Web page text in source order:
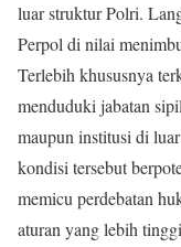
luar struktur Polri.
Perpol di nilai
Terlebih khususnya
menduduki jabatan
maupun institusi di
kondisi tersebut
memicu perdebatan
aturan yang lebih